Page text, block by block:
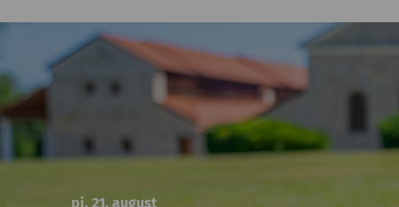
pi, 21. august